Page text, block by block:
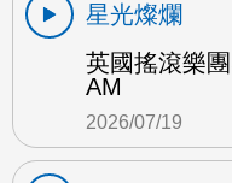
星光燦爛
英國搖滾樂
AM
2026/07/19